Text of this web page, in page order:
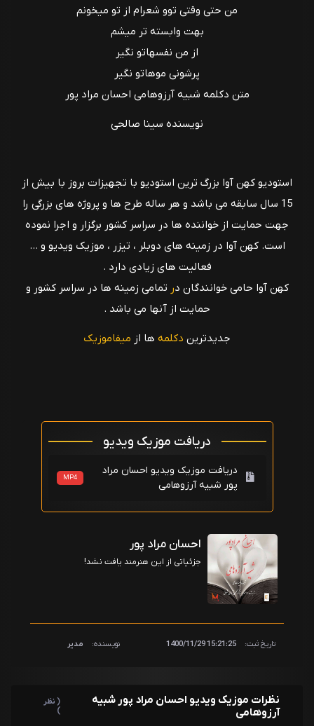
من حتی وقتی توو شعرام از تو میخونم
بهت وابسته تر میشم
از من نفسهاتو نگیر
پرشونی موهاتو نگیر
متن دکلمه شبیه آرزوهامی احسان مراد پور
نویسنده سینا صالحی
استودیو کهن آوا بزرگ ترین استودیو با تجهیزات بروز با بیش از
15 سال سابقه می باشد و هر ساله طرح ها و پروژه های بزرگی را
جهت حمایت از خواننده ها در سراسر کشور برگزار و اجرا نموده
است. کهن آوا در زمینه های دوبلر ، تیزر ، موزیک ویدیو و ...
فعالیت های زیادی دارد .
کهن آوا حامی خوانندگان در تمامی زمینه ها در سراسر کشور و
حمایت از آنها می باشد .
جدیدترین دکلمه ها از میفاموزیک
دریافت موزیک ویدیو
دریافت موزیک ویدیو احسان مراد
پور شبیه آرزوهامی
MP4
احسان مراد پور
جزئیاتی از این هنرمند یافت نشد!
تاریخ ثبت: 15:21:25 1400/11/29 نویسنده: مدیر
نظرات موزیک ویدیو احسان مراد پور شبیه
آرزوهامی
( نظر
)